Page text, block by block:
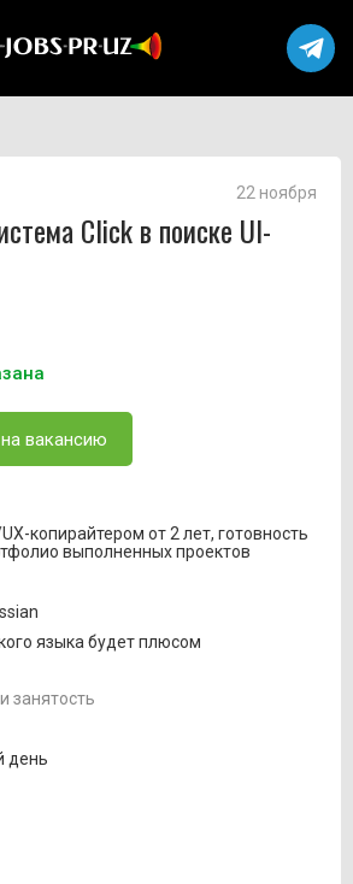
Click в поиске UI-
22 ноября
вакансию
копирайтером от 2 лет, готовность
выполненных проектов
языка будет плюсом
занятость
день